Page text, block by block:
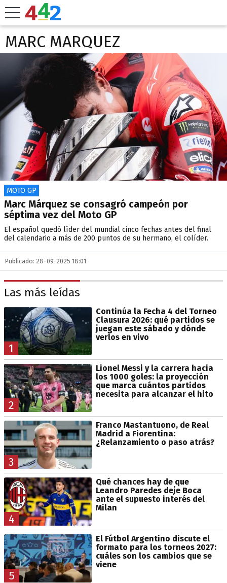
MARC MARQUEZ
MOTO GP
Marc Márquez se consagró campeón por
séptima vez del Moto GP
El español quedó líder del mundial cinco fechas antes del final
del calendario a más de 200 puntos de su hermano, el colíder.
Publicado: 28-09-2025 18:01
Las más leídas
1
Continúa la Fecha 4 del Torneo
Clausura 2026: qué partidos se
juegan este sábado y dónde
verlos en vivo
2
Lionel Messi y la carrera hacia
los 1000 goles: la proyección
que marca cuántos partidos
necesita para alcanzar el hito
3
Franco Mastantuono, de Real
Madrid a Fiorentina:
¿Relanzamiento o paso atrás?
4
Qué chances hay de que
Leandro Paredes deje Boca
ante el supuesto interés del
Milan
5
El Fútbol Argentino discute el
formato para los torneos 2027:
cuáles son los cambios que se
viene